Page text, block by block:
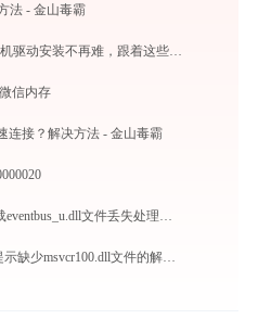
法 - 金山毒霸
HPColor LaserJet M750打印机驱动安装不再难，跟着这些步骤一学就会
信内存
连接？解决方法 - 金山毒霸
Maya 渲染程序 Render.exe提示缺少msvcr100.dll文件的解决办法